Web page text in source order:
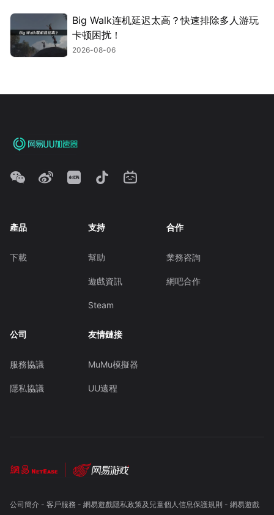
Big Walk连机延迟太高？快速排除多人游玩
卡顿困扰！
2026-08-06
產品
下載
支持
幫助
遊戲資訊
Steam
合作
業務咨詢
網吧合作
公司
服務協議
隱私協議
友情鏈接
MuMu模擬器
UU遠程
公司簡介- 客戶服務 - 網易遊戲隱私政策及兒童個人信息保護規則 - 網易遊戲